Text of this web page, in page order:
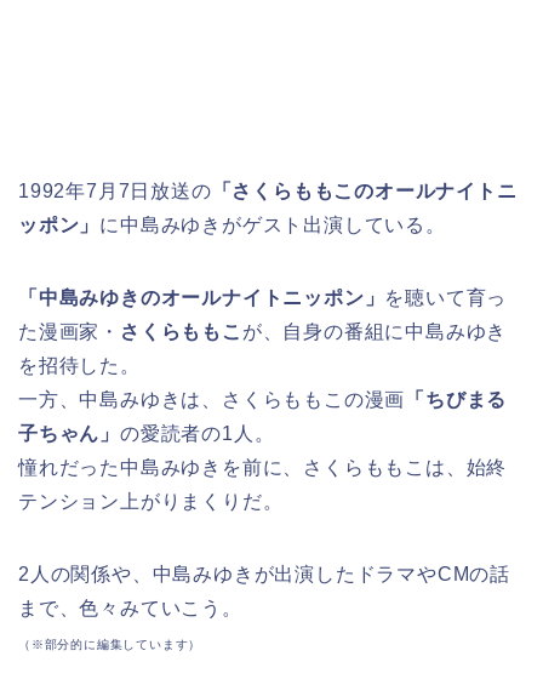
1992年7月7日放送の 「さくらももこのオールナイトニ
ッポン」 に中島みゆきがゲスト出演している。
「中島みゆきのオールナイトニッポン」 を聴いて育っ
た漫画家・ さくらももこ が、自身の番組に中島みゆき
を招待した。
一方、中島みゆきは、さくらももこの漫画 「ちびまる
子ちゃん」 の愛読者の1人。
憧れだった中島みゆきを前に、さくらももこは、始終
テンション上がりまくりだ。
2人の関係や、中島みゆきが出演したドラマやCMの話
まで、色々みていこう。
（※部分的に編集しています）